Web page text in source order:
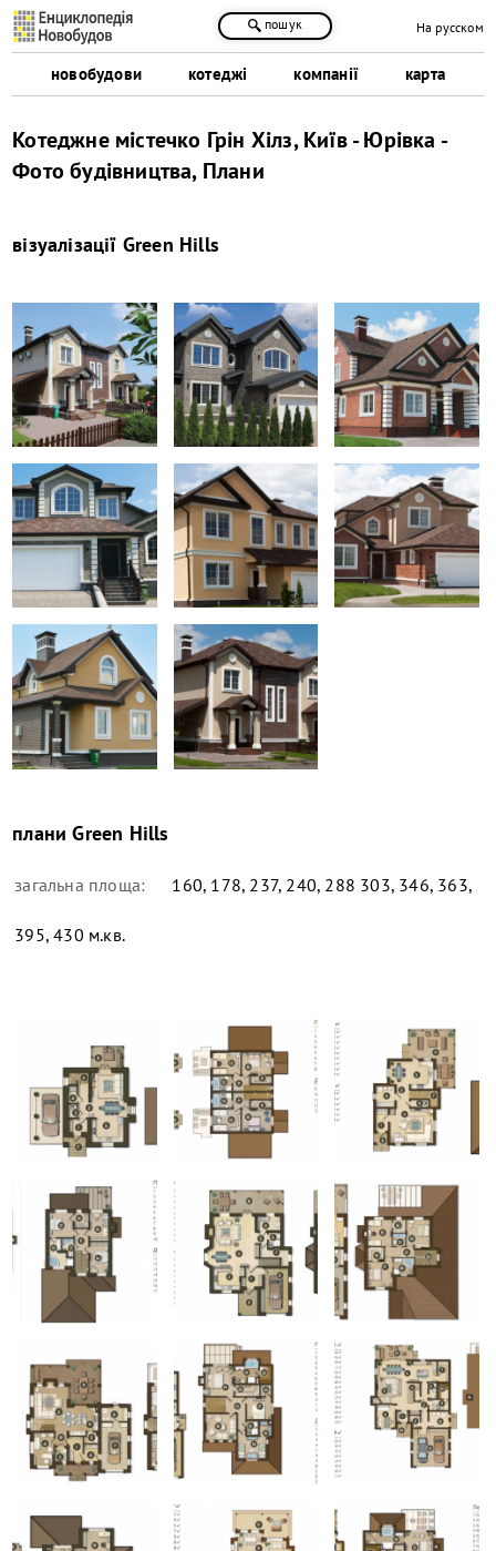
новобудови котеджі компанії карта
пошук На русском
Котеджне містечко Грін Хілз, Київ - Юрівка -
Фото будівництва, Плани
візуалізації Green Hills
планиGreen Hills
загальна площа: 160, 178, 237, 240, 288 303, 346, 363,
395, 430 м.кв.